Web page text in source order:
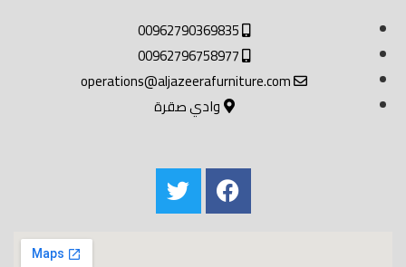
00962790369835
00962796758977
operations@aljazeerafurniture.com
وادي صقرة